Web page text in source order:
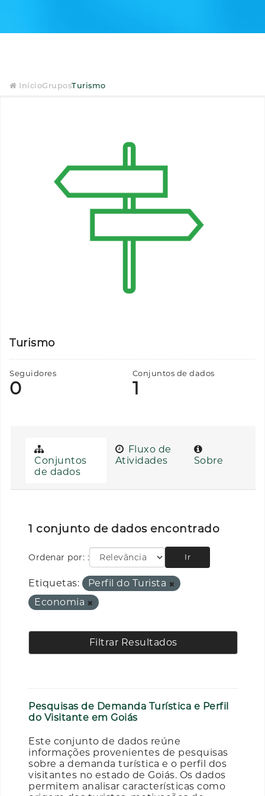
InícioGruposTurismo
Turismo
Seguidores
0
Conjuntos de dados
1
Conjuntos
de dados
Fluxo de
Atividades
Sobre
1 conjunto de dados encontrado
Ordenar por: Ir
Etiquetas:
Perfil do Turista
Economia
Filtrar Resultados
Pesquisas de Demanda Turística e Perfil
do Visitante em Goiás
Este conjunto de dados reúne
informações provenientes de pesquisas
sobre a demanda turística e o perfil dos
visitantes no estado de Goiás. Os dados
permitem analisar características como